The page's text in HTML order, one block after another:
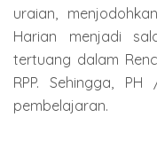
uraian,
Harian menjadi
tertuang dalam
RPP. Sehingga,
pembelajaran.